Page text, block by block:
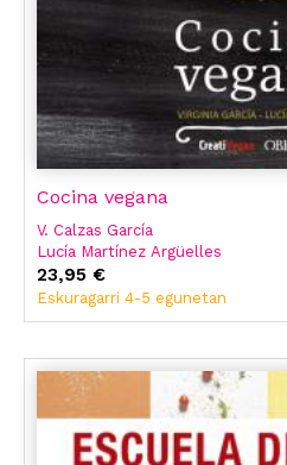
Cocina vegana
V. Calzas García
Lucía Martínez Argüelles
23,95 €
Eskuragarri 4-5 egunetan